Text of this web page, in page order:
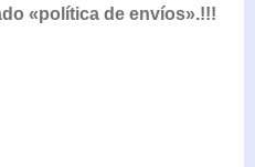
«política de envíos».!!!